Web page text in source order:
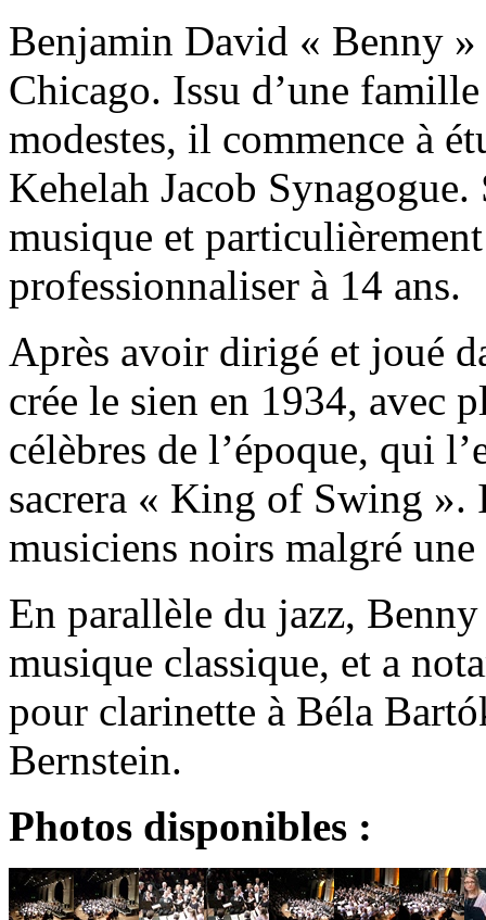
Benjamin David « Benny »
Chicago. Issu d’une
modestes, il commence à
Kehelah Jacob
musique et
professionnaliser à 14 ans.
Après avoir dirigé et joué
crée le sien en 1934, avec
célèbres de l’époque, qui
sacrera « King of Swing ».
musiciens noirs malgré
En parallèle du jazz,
musique classique, et a
pour clarinette à Béla
Bernstein.
Photos disponibles :